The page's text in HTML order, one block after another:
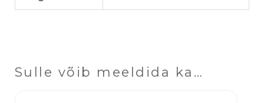
Sulle võib meeldida ka…